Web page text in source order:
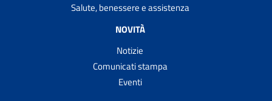
Salute, benessere e assistenza
NOVITÀ
Notizie
Comunicati stampa
Eventi